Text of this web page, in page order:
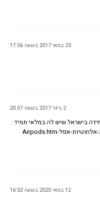
23 במאי 2017 בשעה 17:56
2 ביוני 2017 בשעה 20:57
בישראל שיש לה במלאי תמיד :
12 במאי 2020 בשעה 16:52